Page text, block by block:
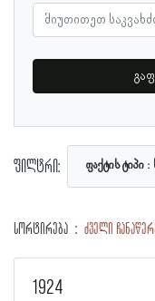
ფილტრი: ფაქტის ტიპი
სორტირება ძველი
1924